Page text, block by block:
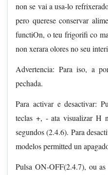
non se vai a usa-lo
pero querese conservar
functiOn, o teu frigorifi co
non xerara olores no seu
Advertencia: Para iso, a
pechada.
Para activar e desactivar:
teclas +, - ata visualizar H
segundos (2.4.6). Para
modelos permitted un
Pulsa ON-OFF(2.4.7), ou